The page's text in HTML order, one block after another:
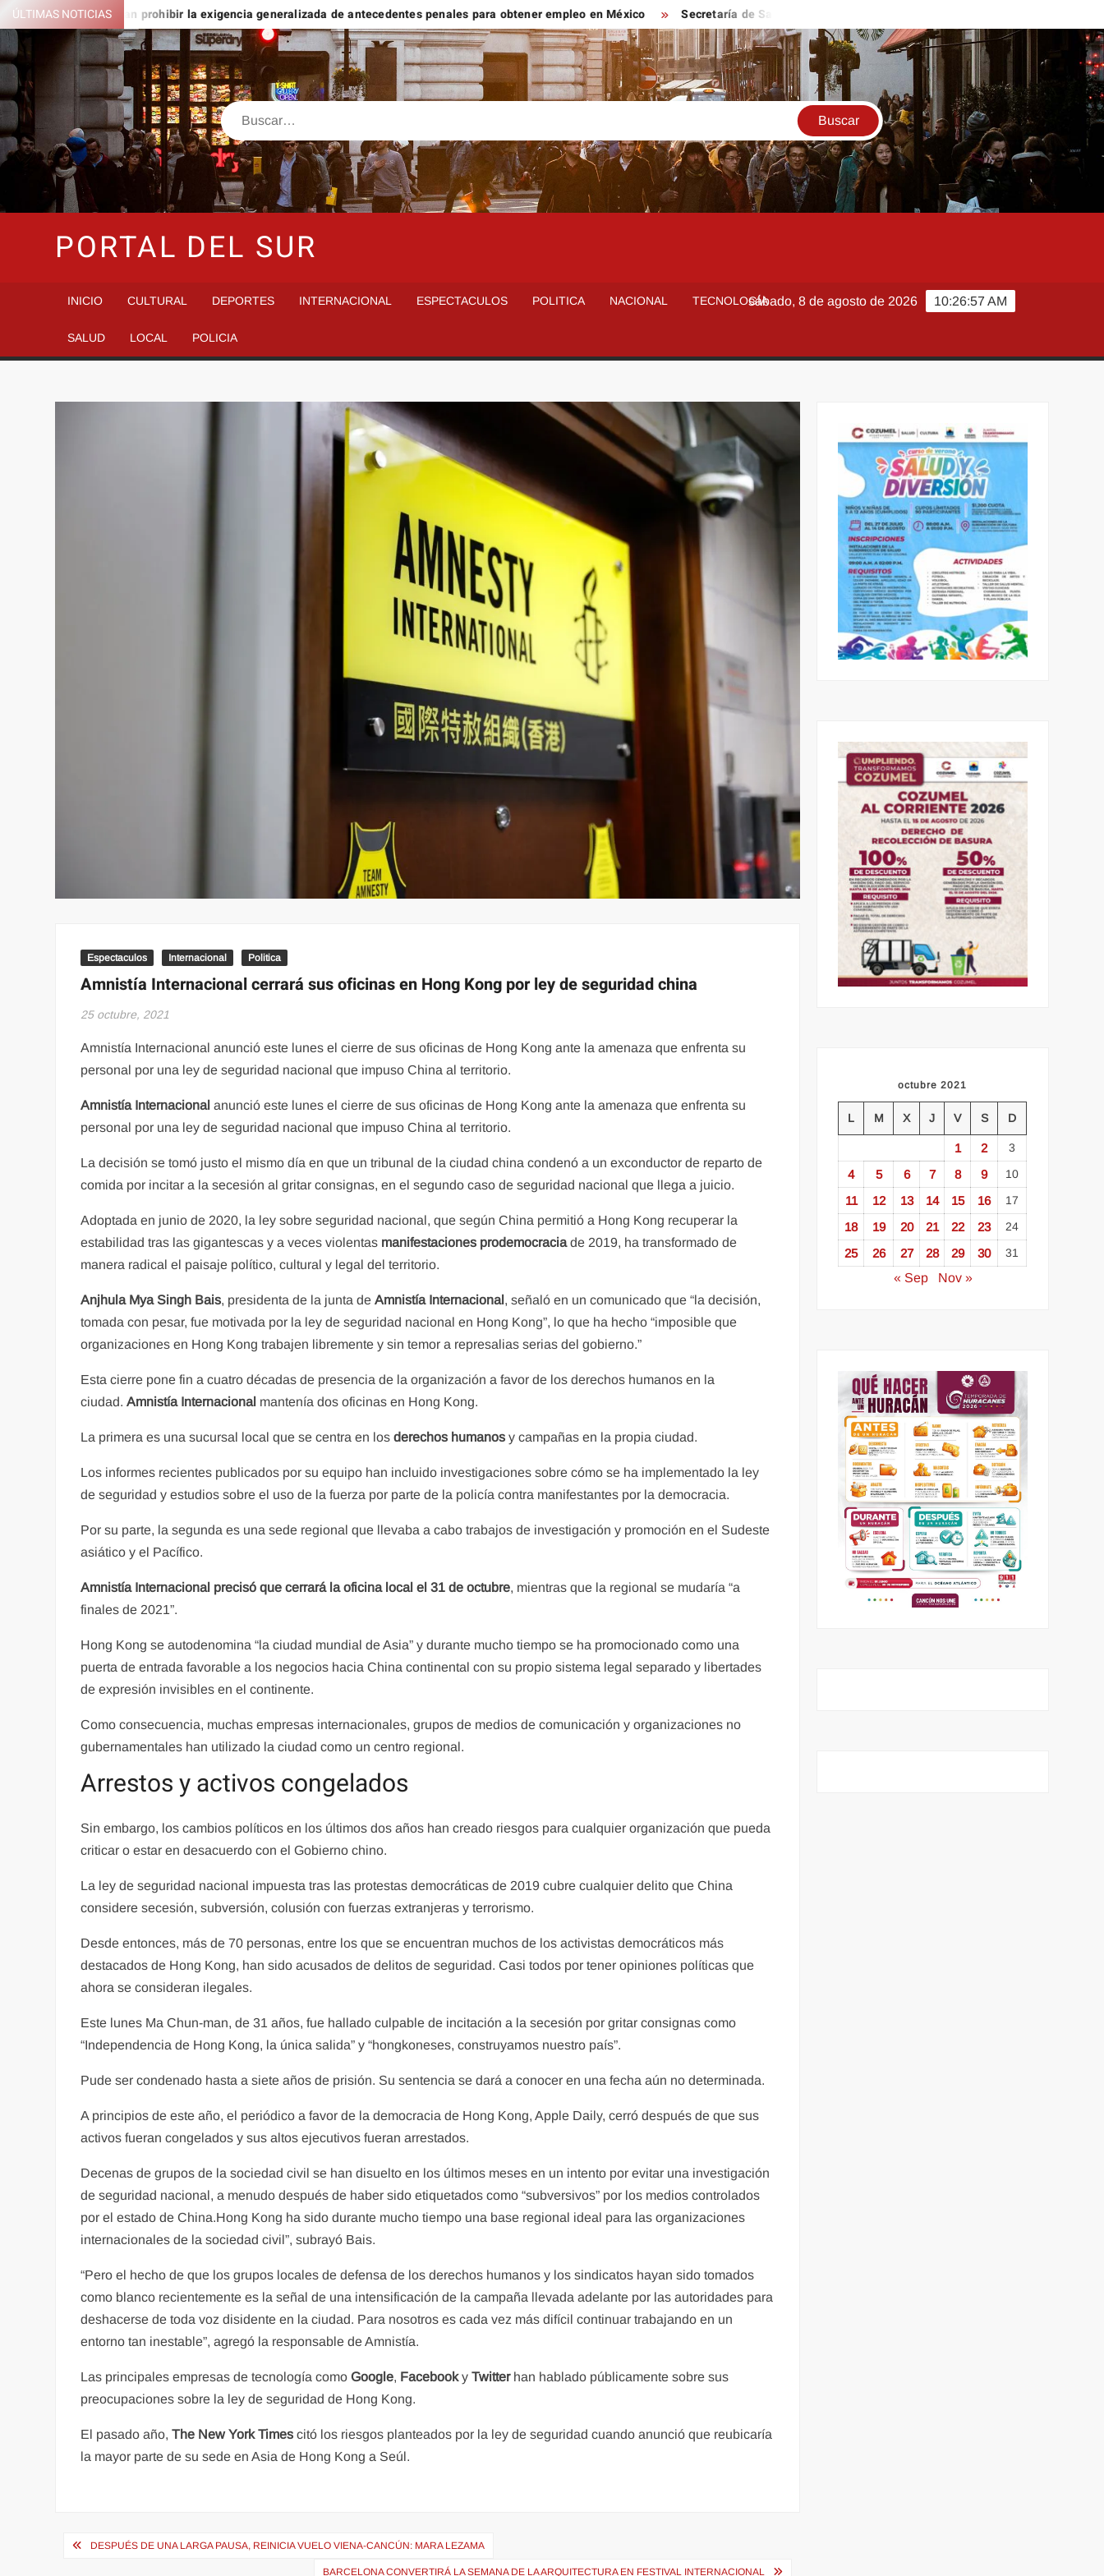
Saltar
al
contenido
ÚLTIMAS NOTICIAS
Buscan prohibir la exigencia generalizada de antecedentes penales para obtener empleo en México Secretaría de Salud descarta brote activo de ciclosporiasis en México y pide
Buscar
PORTAL DEL SUR
INICIO CULTURAL DEPORTES INTERNACIONAL ESPECTACULOS POLITICA NACIONAL TECNOLOGÍA
SALUD LOCAL POLICIA
10:26:58 AM
sábado, 8 de agosto de 2026
Espectaculos Internacional Politica
Amnistía Internacional cerrará sus oficinas en Hong Kong por ley de seguridad china
25 octubre, 2021
Amnistía Internacional anunció este lunes el cierre de sus oficinas de Hong Kong ante la amenaza que enfrenta su
personal por una ley de seguridad nacional que impuso China al territorio.
Amnistía Internacional anunció este lunes el cierre de sus oficinas de Hong Kong ante la amenaza que enfrenta su
personal por una ley de seguridad nacional que impuso China al territorio.
La decisión se tomó justo el mismo día en que un tribunal de la ciudad china condenó a un exconductor de reparto de
comida por incitar a la secesión al gritar consignas, en el segundo caso de seguridad nacional que llega a juicio.
Adoptada en junio de 2020, la ley sobre seguridad nacional, que según China permitió a Hong Kong recuperar la
estabilidad tras las gigantescas y a veces violentas manifestaciones prodemocraciade 2019, ha transformado de
manera radical el paisaje político, cultural y legal del territorio.
Anjhula Mya Singh Bais, presidenta de la junta deAmnistía Internacional , señaló en un comunicado que “la decisión,
tomada con pesar, fue motivada por la ley de seguridad nacional en Hong Kong”, lo que ha hecho “imposible que
organizaciones en Hong Kong trabajen libremente y sin temor a represalias serias del gobierno.”
Esta cierre pone fin a cuatro décadas de presencia de la organización a favor de los derechos humanos en la
ciudad.Amnistía Internacional mantenía dos oficinas en Hong Kong.
La primera es una sucursal local que se centra en losderechos humanos y campañas en la propia ciudad.
Los informes recientes publicados por su equipo han incluido investigaciones sobre cómo se ha implementado la ley
de seguridad y estudios sobre el uso de la fuerza por parte de la policía contra manifestantes por la democracia.
Por su parte, la segunda es una sede regional que llevaba a cabo trabajos de investigación y promoción en el Sudeste
asiático y el Pacífico.
Amnistía Internacional precisó que cerrará la oficina local el 31 de octubre, mientras que la regional se mudaría “a
finales de 2021”.
Hong Kong se autodenomina “la ciudad mundial de Asia” y durante mucho tiempo se ha promocionado como una
puerta de entrada favorable a los negocios hacia China continental con su propio sistema legal separado y libertades
de expresión invisibles en el continente.
Como consecuencia, muchas empresas internacionales, grupos de medios de comunicación y organizaciones no
gubernamentales han utilizado la ciudad como un centro regional.
Arrestos y activos congelados
Sin embargo, los cambios políticos en los últimos dos años han creado riesgos para cualquier organización que pueda
criticar o estar en desacuerdo con el Gobierno chino.
La ley de seguridad nacional impuesta tras las protestas democráticas de 2019 cubre cualquier delito que China
considere secesión, subversión, colusión con fuerzas extranjeras y terrorismo.
Desde entonces, más de 70 personas, entre los que se encuentran muchos de los activistas democráticos más
destacados de Hong Kong, han sido acusados de delitos de seguridad. Casi todos por tener opiniones políticas que
ahora se consideran ilegales.
Este lunes Ma Chun-man, de 31 años, fue hallado culpable de incitación a la secesión por gritar consignas como
“Independencia de Hong Kong, la única salida” y “hongkoneses, construyamos nuestro país”.
Pude ser condenado hasta a siete años de prisión. Su sentencia se dará a conocer en una fecha aún no determinada.
A principios de este año, el periódico a favor de la democracia de Hong Kong, Apple Daily, cerró después de que sus
activos fueran congelados y sus altos ejecutivos fueran arrestados.
Decenas de grupos de la sociedad civil se han disuelto en los últimos meses en un intento por evitar una investigación
de seguridad nacional, a menudo después de haber sido etiquetados como “subversivos” por los medios controlados
por el estado de China.Hong Kong ha sido durante mucho tiempo una base regional ideal para las organizaciones
internacionales de la sociedad civil”, subrayó Bais.
“Pero el hecho de que los grupos locales de defensa de los derechos humanos y los sindicatos hayan sido tomados
como blanco recientemente es la señal de una intensificación de la campaña llevada adelante por las autoridades para
deshacerse de toda voz disidente en la ciudad. Para nosotros es cada vez más difícil continuar trabajando en un
entorno tan inestable”, agregó la responsable de Amnistía.
Las principales empresas de tecnología comoGoogle, FacebookyTwitterhan hablado públicamente sobre sus
preocupaciones sobre la ley de seguridad de Hong Kong.
El pasado año,The New York Times citó los riesgos planteados por la ley de seguridad cuando anunció que reubicaría
la mayor parte de su sede en Asia de Hong Kong a Seúl.
Navegación
DESPUÉS DE UNA LARGA PAUSA, REINICIA VUELO VIENA-CANCÚN: MARA LEZAMA
BARCELONA CONVERTIRÁ LA SEMANA DE LA ARQUITECTURA EN FESTIVAL INTERNACIONAL
octubre 2021
L M X J V S D
1 2 3
4 5 6 7 8 9 10
11 12 13 14 15 16 17
18 19 20 21 22 23 24
25 26 27 28 29 30 31
« Sep Nov »